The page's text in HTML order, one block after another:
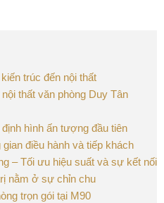
trúc đến nội thất
thất văn phòng Duy Tân
hình ấn tượng đầu tiên
điều hành và tiếp khách
– Tối ưu hiệu suất và sự kết nối
nằm ở sự chỉn chu
trọn gói tại M90